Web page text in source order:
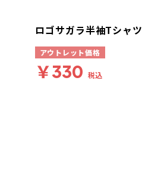
ロゴサガラ半袖Tシャツ
アウトレット価格
￥330 税込